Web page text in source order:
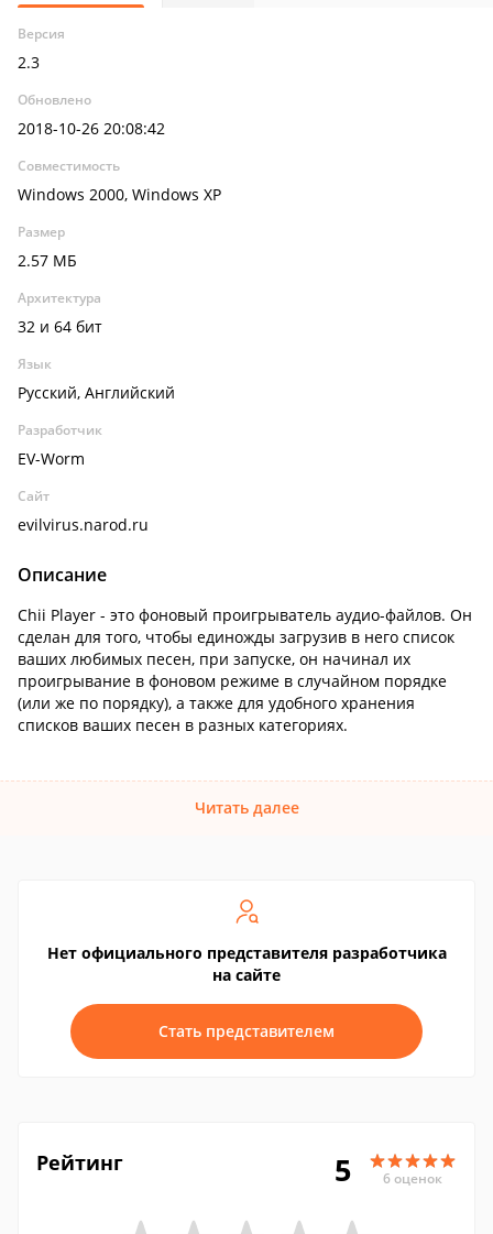
Версия
2.3
Обновлено
2018-10-26 20:08:42
Совместимость
Windows 2000, Windows XP
Размер
2.57 МБ
Архитектура
32 и 64 бит
Язык
Русский, Английский
Разработчик
EV-Worm
Сайт
evilvirus.narod.ru
Описание
Chii Player - это фоновый проигрыватель аудио-файлов. Он
сделан для того, чтобы единожды загрузив в него список
ваших любимых песен, при запуске, он начинал их
проигрывание в фоновом режиме в случайном порядке
(или же по порядку), а также для удобного хранения
списков ваших песен в разных категориях.
Читать далее
Нет официального представителя разработчика
на сайте
Стать представителем
Рейтинг 5 6 оценок